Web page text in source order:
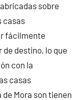
sobre
casas
fácilmente
destino, lo que
con la
casas
Mora son tienen